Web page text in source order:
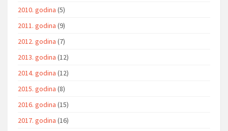
2010. godina (5)
2011. godina (9)
2012. godina (7)
2013. godina (12)
2014. godina (12)
2015. godina (8)
2016. godina (15)
2017. godina (16)